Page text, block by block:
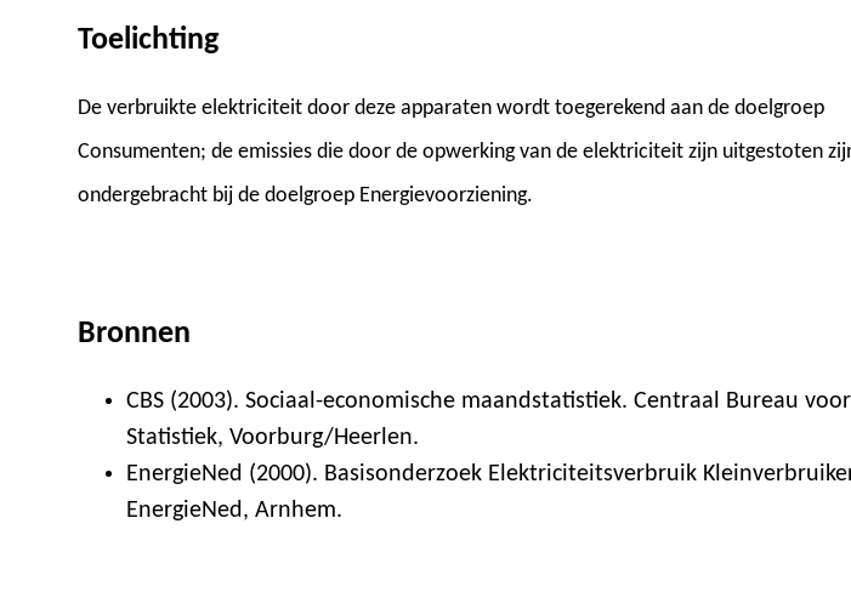
Toelichting
De verbruikte elektriciteit door deze apparaten wordt toegerekend aan de doelgroep
Consumenten; de emissies die door de opwerking van de elektriciteit zijn uitgestoten
ondergebracht bij de doelgroep Energievoorziening.
Bronnen
CBS (2003). Sociaal-economische maandstatistiek. Centraal Bureau
Statistiek, Voorburg/Heerlen.
EnergieNed (2000). Basisonderzoek Elektriciteitsverbruik
EnergieNed, Arnhem.